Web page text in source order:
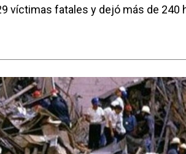
víctimas fatales y dejó más de 240